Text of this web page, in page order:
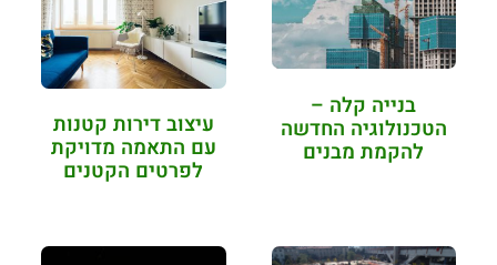
בנייה קלה –
הטכנולוגיה החדשה
להקמת מבנים
עיצוב דירות קטנות
עם התאמה מדויקת
לפרטים הקטנים